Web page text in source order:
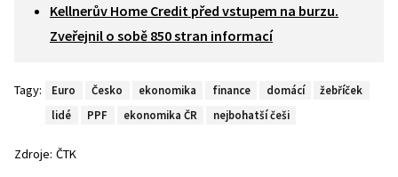
Kellnerův Home Credit před vstupem na burzu.
Zveřejnil o sobě 850 stran informací
Tagy: Euro Česko ekonomika finance domácí
žebříček
lidé
PPF ekonomika ČR nejbohatší češi
Zdroje: ČTK